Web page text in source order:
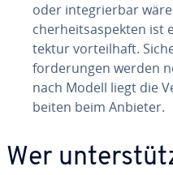
oder in­te­grier­bar
cher­heits­aspek­ten ist
tek­tur vor­teil­haft.
for­de­run­gen werden
nach Modell liegt die
bei­ten beim Anbieter.
Wer